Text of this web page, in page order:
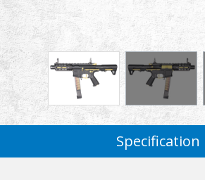
Specification